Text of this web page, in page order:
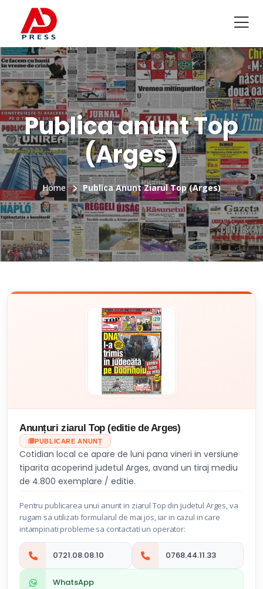
Publica anunt Top
(Arges)
Home Publica Anunt Ziarul Top (Arges)
Anunțuri ziarul Top (editie de Arges)
PUBLICARE ANUNȚ
Cotidian local ce apare de luni pana vineri in versiune
tiparita acoperind judetul Arges, avand un tiraj mediu
de 4.800 exemplare / editie.
Pentru publicarea unui anunt in ziarul Top din judetul Arges, va
rugam sa utilizati formularul de mai jos, iar in cazul in care
intampinati probleme sa contactati un operator:
0721.08.08.10 0768.44.11.33
WhatsApp